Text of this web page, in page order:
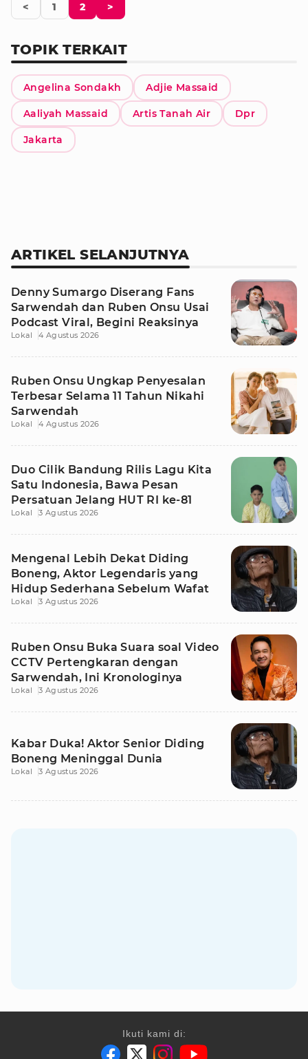
< 1 2 >
TOPIK TERKAIT
Angelina Sondakh Adjie Massaid
Aaliyah Massaid Artis Tanah Air Dpr
Jakarta
ARTIKEL SELANJUTNYA
Denny Sumargo Diserang Fans
Sarwendah dan Ruben Onsu Usai
Podcast Viral, Begini Reaksinya
Lokal 4 Agustus 2026
Ruben Onsu Ungkap Penyesalan
Terbesar Selama 11 Tahun Nikahi
Sarwendah
Lokal 4 Agustus 2026
Duo Cilik Bandung Rilis Lagu Kita
Satu Indonesia, Bawa Pesan
Persatuan Jelang HUT RI ke-81
Lokal 3 Agustus 2026
Mengenal Lebih Dekat Diding
Boneng, Aktor Legendaris yang
Hidup Sederhana Sebelum Wafat
Lokal 3 Agustus 2026
Ruben Onsu Buka Suara soal Video
CCTV Pertengkaran dengan
Sarwendah, Ini Kronologinya
Lokal 3 Agustus 2026
Kabar Duka! Aktor Senior Diding
Boneng Meninggal Dunia
Lokal 3 Agustus 2026
Ikuti kami di: